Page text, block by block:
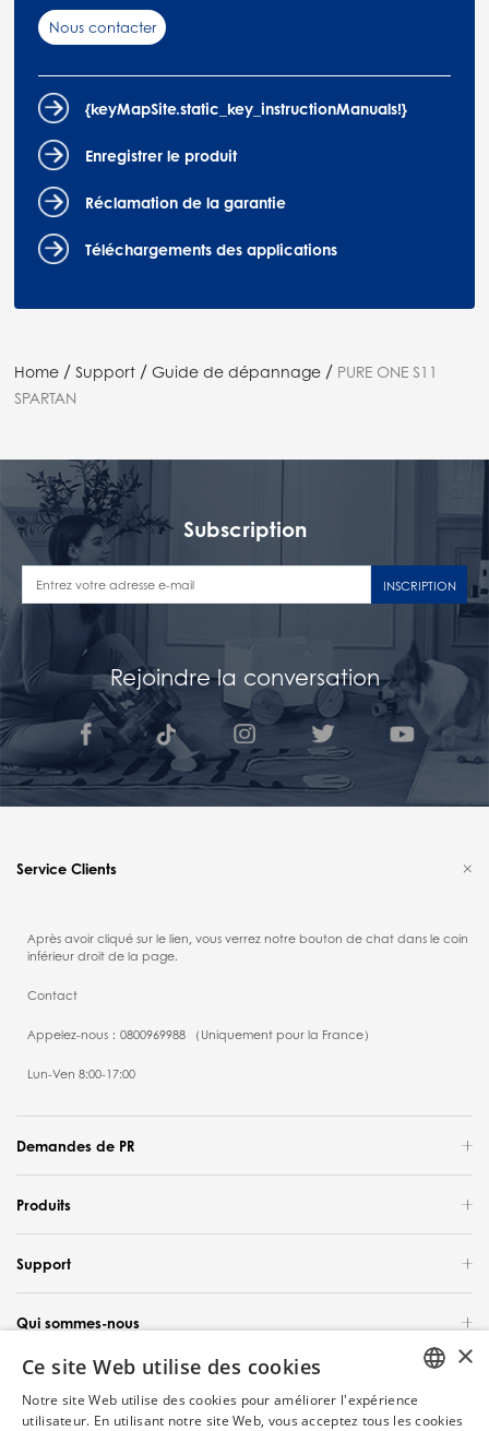
Nous contacter
{keyMapSite.static_key_instructionManuals!}
Enregistrer le produit
Réclamation de la garantie
Téléchargements des applications
Home / Support / Guide de dépannage / PURE ONE S11
SPARTAN
Subscription
INSCRIPTION
Rejoindre la conversation
Service Clients
Après avoir cliqué sur le lien, vous verrez notre bouton de chat dans le coin
inférieur droit de la page.
Contact
Appelez-nous：0800969988 （Uniquement pour la France）
Lun-Ven 8:00-17:00
Demandes de PR
Produits
Support
Qui sommes-nous
France / Français
Copyright 2024 Technologie intelligente Tineco. Tous les droits sont réservés.
ENGLISH
×
Ce site Web utilise des cookies
Notre site Web utilise des cookies pour améliorer l'expérience
utilisateur. En utilisant notre site Web, vous acceptez tous les cookies